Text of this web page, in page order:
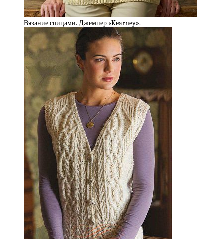
Вязание спицами. Джемпер «Kearney».